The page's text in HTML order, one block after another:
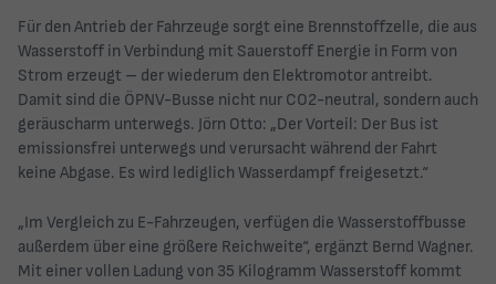
Für den Antrieb der Fahrzeuge sorgt eine Brennstoffzelle, die aus
Wasserstoff in Verbindung mit Sauerstoff Energie in Form von
Strom erzeugt – der wiederum den Elektromotor antreibt.
Damit sind die ÖPNV-Busse nicht nur CO2-neutral, sondern auch
geräuscharm unterwegs. Jörn Otto: „Der Vorteil: Der Bus ist
emissionsfrei unterwegs und verursacht während der Fahrt
keine Abgase. Es wird lediglich Wasserdampf freigesetzt.“
„Im Vergleich zu E-Fahrzeugen, verfügen die Wasserstoffbusse
außerdem über eine größere Reichweite“, ergänzt Bernd Wagner.
Mit einer vollen Ladung von 35 Kilogramm Wasserstoff kommt